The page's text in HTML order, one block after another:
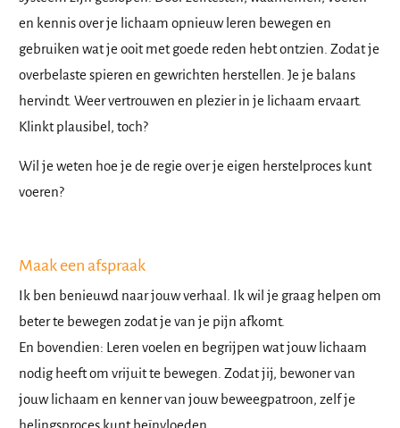
en kennis over je lichaam opnieuw leren bewegen en
gebruiken wat je ooit met goede reden hebt ontzien. Zodat je
overbelaste spieren en gewrichten herstellen. Je je balans
hervindt. Weer vertrouwen en plezier in je lichaam ervaart.
Klinkt plausibel, toch?
Wil je weten hoe je de regie over je eigen herstelproces kunt
voeren?
Maak een afspraak
Ik ben benieuwd naar jouw verhaal. Ik wil je graag helpen om
beter te bewegen zodat je van je pijn afkomt.
En bovendien: Leren voelen en begrijpen wat jouw lichaam
nodig heeft om vrijuit te bewegen. Zodat jij, bewoner van
jouw lichaam en kenner van jouw beweegpatroon, zelf je